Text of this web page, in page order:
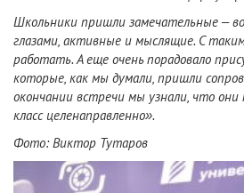
Школьники пришли замечательные –
глазами, активные и мыслящие. С
работать. А еще очень порадовало
которые, как мы думали, пришли
окончании встречи мы узнали, что
класс целенаправленно».
Фото: Виктор Тутаров